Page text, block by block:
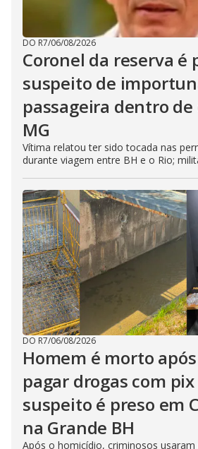
DO R7/06/08/2026
Coronel da reserva é
suspeito de
passageira dentro
MG
Vítima relatou ter sido tocada nas
durante viagem entre BH e o Rio;
DO R7/06/08/2026
Homem é morto
pagar drogas com
suspeito é preso em
na Grande BH
Após o homicídio, criminosos